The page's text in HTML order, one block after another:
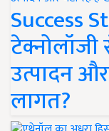
Success
उत्पादन
लागत?